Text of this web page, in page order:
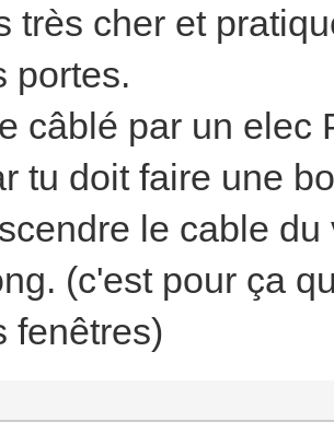
très cher et
portes.
câblé par un elec
tu doit faire une
le cable
(c'est pour ça
fenêtres)